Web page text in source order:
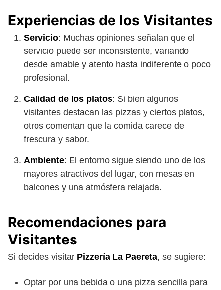
Experiencias de los Visitantes
Servicio: Muchas opiniones señalan que el
servicio puede ser inconsistente, variando
desde amable y atento hasta indiferente o poco
profesional.
Calidad de los platos: Si bien algunos
visitantes destacan las pizzas y ciertos platos,
otros comentan que la comida carece de
frescura y sabor.
Ambiente: El entorno sigue siendo uno de los
mayores atractivos del lugar, con mesas en
balcones y una atmósfera relajada.
Recomendaciones para
Visitantes
Si decides visitar Pizzería La Paereta, se sugiere:
Optar por una bebida o una pizza sencilla para